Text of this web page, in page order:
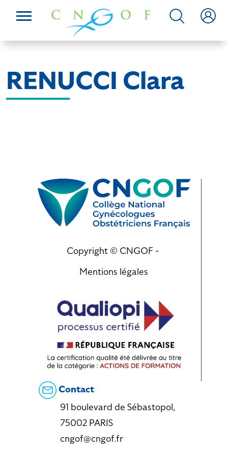
RENUCCI Clara
Copyright © CNGOF -
Mentions légales
Contact
91 boulevard de Sébastopol,
75002 PARIS
cngof@cngof.fr